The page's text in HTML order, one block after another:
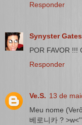
Responder
Synyster Gates
POR FAVOR !!!
Responder
Ve.S. 13 de
Meu nome
베로니카 ? >w<''